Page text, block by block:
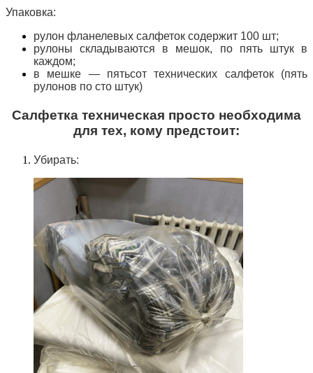
Упаковка:
рулон фланелевых салфеток содержит 100 шт;
рулоны складываются в мешок, по пять штук в
каждом;
в мешке — пятьсот технических салфеток (пять
рулонов по сто штук)
Салфетка техническая просто необходима
для тех, кому предстоит:
Убирать: